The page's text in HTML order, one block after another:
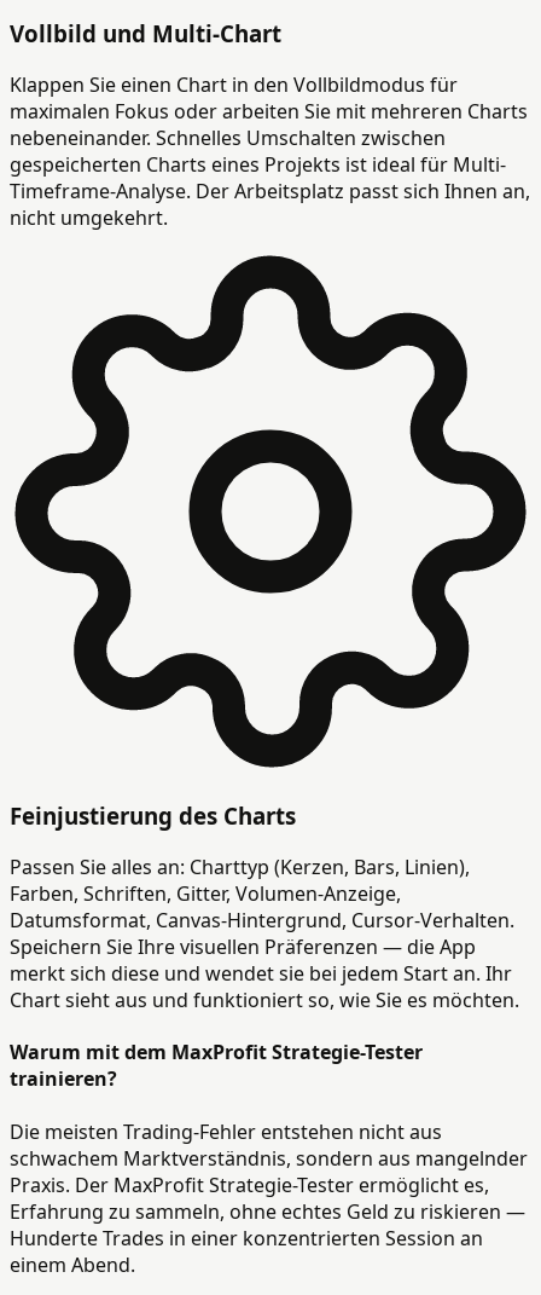
Vollbild und Multi-Chart
Klappen Sie einen Chart in den Vollbildmodus für
maximalen Fokus oder arbeiten Sie mit mehreren Charts
nebeneinander. Schnelles Umschalten zwischen
gespeicherten Charts eines Projekts ist ideal für Multi-
Timeframe-Analyse. Der Arbeitsplatz passt sich Ihnen an,
nicht umgekehrt.
Feinjustierung des Charts
Passen Sie alles an: Charttyp (Kerzen, Bars, Linien),
Farben, Schriften, Gitter, Volumen-Anzeige,
Datumsformat, Canvas-Hintergrund, Cursor-Verhalten.
Speichern Sie Ihre visuellen Präferenzen — die App
merkt sich diese und wendet sie bei jedem Start an. Ihr
Chart sieht aus und funktioniert so, wie Sie es möchten.
Warum mit dem MaxProfit Strategie-Tester
trainieren?
Die meisten Trading-Fehler entstehen nicht aus
schwachem Marktverständnis, sondern aus mangelnder
Praxis. Der MaxProfit Strategie-Tester ermöglicht es,
Erfahrung zu sammeln, ohne echtes Geld zu riskieren —
Hunderte Trades in einer konzentrierten Session an
einem Abend.